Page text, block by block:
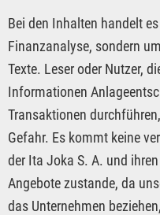
Bei den Inhalten handelt
Finanzanalyse, sondern
Texte. Leser oder Nutzer,
Informationen
Transaktionen
Gefahr. Es kommt keine
der Ita Joka S. A. und
Angebote zustande, da
das Unternehmen